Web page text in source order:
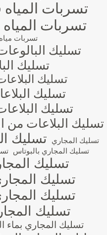
تسربات
تسربات
تسربات
تسليك
تسليك
تسليك
تسليك
تسليك
تسليك البلاعات من
تسليك المجاري
تسليك
تسليك المجاري بالبوتاس
تسليك
تسليك
تسليك
تسليك
تسليك المجاري بماء